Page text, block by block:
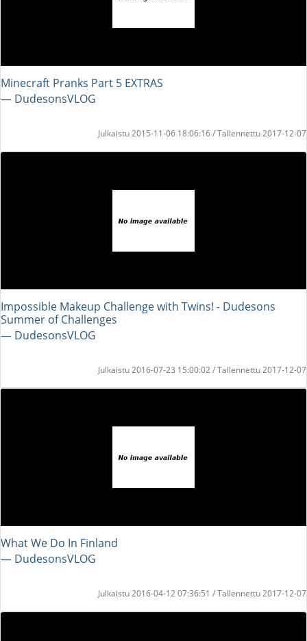
Minecraft Pranks Part 5 EXTRAS
― DudesonsVLOG
Julkaistu 2015-11-06 18:06:16 / Tallennettu 2017-12-07
Impossible Makeup Challenge with Twins! - Dudesons
Summer of Challenges
― DudesonsVLOG
Julkaistu 2016-07-23 15:00:02 / Tallennettu 2017-12-07
What We Do In Finland
― DudesonsVLOG
Julkaistu 2016-04-12 07:36:51 / Tallennettu 2017-12-07